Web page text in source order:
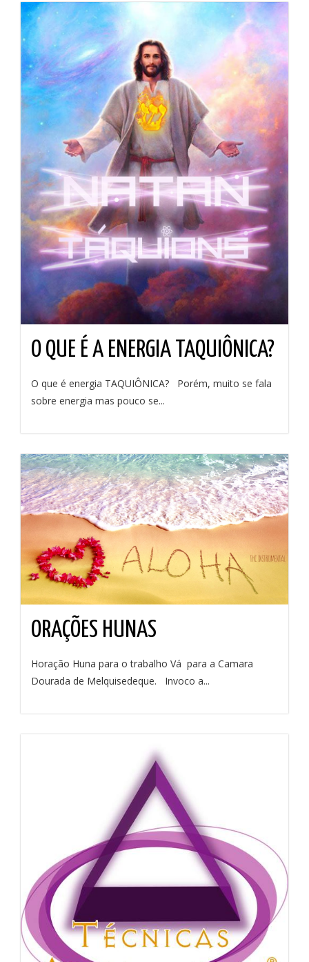
O QUE É A ENERGIA TAQUIÔNICA?
O que é energia TAQUIÔNICA? Porém, muito se fala
sobre energia mas pouco se...
ORAÇÕES HUNAS
Horação Huna para o trabalho Vá para a Camara
Dourada de Melquisedeque. Invoco a...